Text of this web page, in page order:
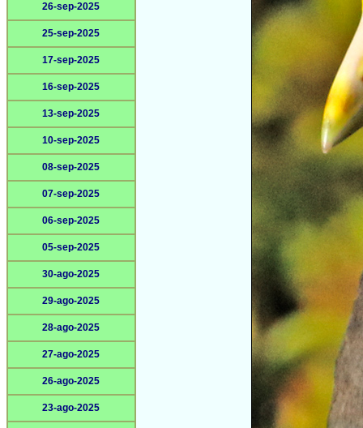
26-sep-2025
25-sep-2025
17-sep-2025
16-sep-2025
13-sep-2025
10-sep-2025
08-sep-2025
07-sep-2025
06-sep-2025
05-sep-2025
30-ago-2025
29-ago-2025
28-ago-2025
27-ago-2025
26-ago-2025
23-ago-2025